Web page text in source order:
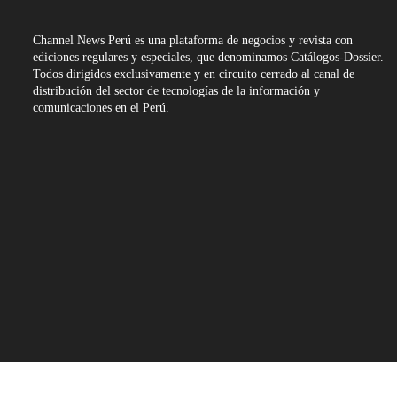
Channel News Perú es una plataforma de negocios y revista con
ediciones regulares y especiales, que denominamos Catálogos-Dossier.
Todos dirigidos exclusivamente y en circuito cerrado al canal de
distribución del sector de tecnologías de la información y
comunicaciones en el Perú.